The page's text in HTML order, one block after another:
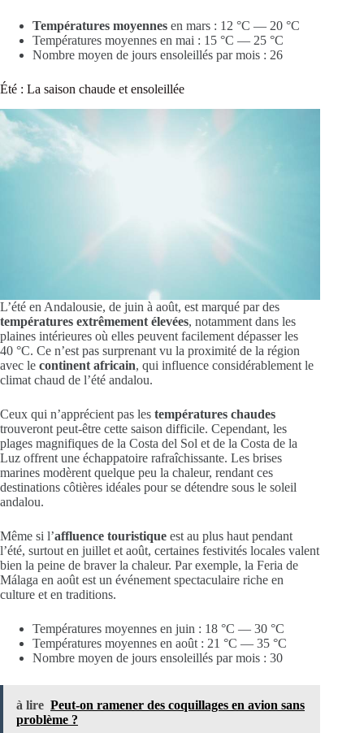
Températures moyennes en mars : 12 °C — 20 °C
Températures moyennes en mai : 15 °C — 25 °C
Nombre moyen de jours ensoleillés par mois : 26
Été : La saison chaude et ensoleillée
L’été en Andalousie, de juin à août, est marqué par des
températures extrêmement élevées, notamment dans les
plaines intérieures où elles peuvent facilement dépasser les
40 °C. Ce n’est pas surprenant vu la proximité de la région
avec le continent africain, qui influence considérablement le
climat chaud de l’été andalou.
Ceux qui n’apprécient pas les températures chaudes
trouveront peut-être cette saison difficile. Cependant, les
plages magnifiques de la Costa del Sol et de la Costa de la
Luz offrent une échappatoire rafraîchissante. Les brises
marines modèrent quelque peu la chaleur, rendant ces
destinations côtières idéales pour se détendre sous le soleil
andalou.
Même si l’affluence touristique est au plus haut pendant
l’été, surtout en juillet et août, certaines festivités locales valent
bien la peine de braver la chaleur. Par exemple, la Feria de
Málaga en août est un événement spectaculaire riche en
culture et en traditions.
Températures moyennes en juin : 18 °C — 30 °C
Températures moyennes en août : 21 °C — 35 °C
Nombre moyen de jours ensoleillés par mois : 30
à lire Peut-on ramener des coquillages en avion sans
problème ?